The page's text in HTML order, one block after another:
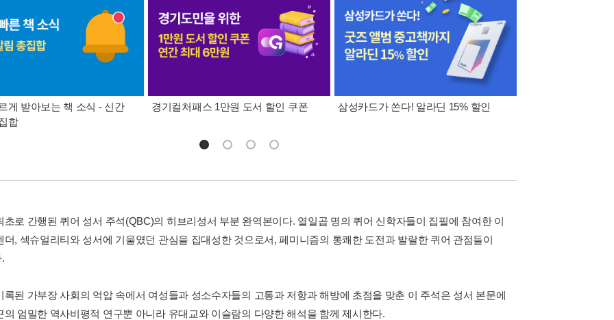
게 받아보는 책 소식 - 신간
합
경기컬처패스 1만원 도서 할인 쿠폰 삼성카드가 쏜다! 알라딘 15% 할인
초로 간행된 퀴어 성서 주석(QBC)의 히브리성서 부분 완역본이다. 열일곱 명의 퀴어 신학자들이 집필에 참여한 이
더, 섹슈얼리티와 성서에 기울였던 관심을 집대성한 것으로서, 페미니즘의 통쾌한 도전과 발랄한 퀴어 관점들이
록된 가부장 사회의 억압 속에서 여성들과 성소수자들의 고통과 저항과 해방에 초점을 맞춘 이 주석은 성서 본문에
의 엄밀한 역사비평적 연구뿐 아니라 유대교와 이슬람의 다양한 해석을 함께 제시한다.